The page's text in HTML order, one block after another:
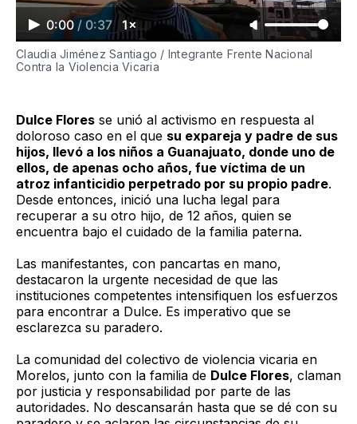
0:00 / 0:37 1×
Claudia Jiménez Santiago / Integrante Frente Nacional
Contra la Violencia Vicaria
Dulce Flores se unió al activismo en respuesta al
doloroso caso en el que su expareja y padre de sus
hijos, llevó a los niños a Guanajuato, donde uno de
ellos, de apenas ocho años, fue víctima de un
atroz infanticidio perpetrado por su propio padre.
Desde entonces, inició una lucha legal para
recuperar a su otro hijo, de 12 años, quien se
encuentra bajo el cuidado de la familia paterna.
Las manifestantes, con pancartas en mano,
destacaron la urgente necesidad de que las
instituciones competentes intensifiquen los esfuerzos
para encontrar a Dulce. Es imperativo que se
esclarezca su paradero.
La comunidad del colectivo de violencia vicaria en
Morelos, junto con la familia de Dulce Flores, claman
por justicia y responsabilidad por parte de las
autoridades. No descansarán hasta que se dé con su